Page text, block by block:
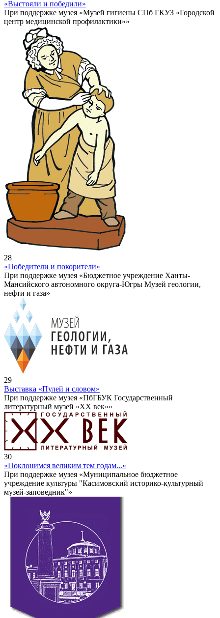
«Выстояли и победили»
При поддержке музея «Музей гигиены СПб ГКУЗ «Городской
центр медицинской профилактики»»
28
«Победители и покорители»
При поддержке музея «Бюджетное учреждение Ханты-
Мансийского автономного округа-Югры Музей геологии,
нефти и газа»
29
Выставка «Пулей и словом»
При поддержке музея «ПбГБУК Государственный
литературный музей «ХХ век»»
30
«Поклонимся великим тем годам...»
При поддержке музея «Муниципальное бюджетное
учреждение культуры "Касимовский историко-культурный
музей-заповедник"»